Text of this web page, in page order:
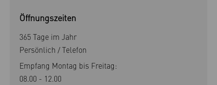
Öffnungszeiten
365 Tage im Jahr
Persönlich / Telefon
Empfang Montag bis Freitag:
08.00 - 12.00